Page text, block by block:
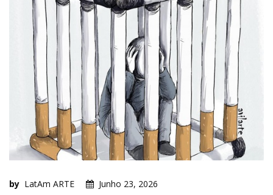
by LatAm ARTE Junho 23, 2026